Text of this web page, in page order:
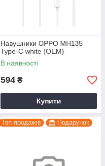
Навушники OPPO MH135
Type-C white (OEM)
В наявності
594 ₴
Купити
Топ продажів Подарунок